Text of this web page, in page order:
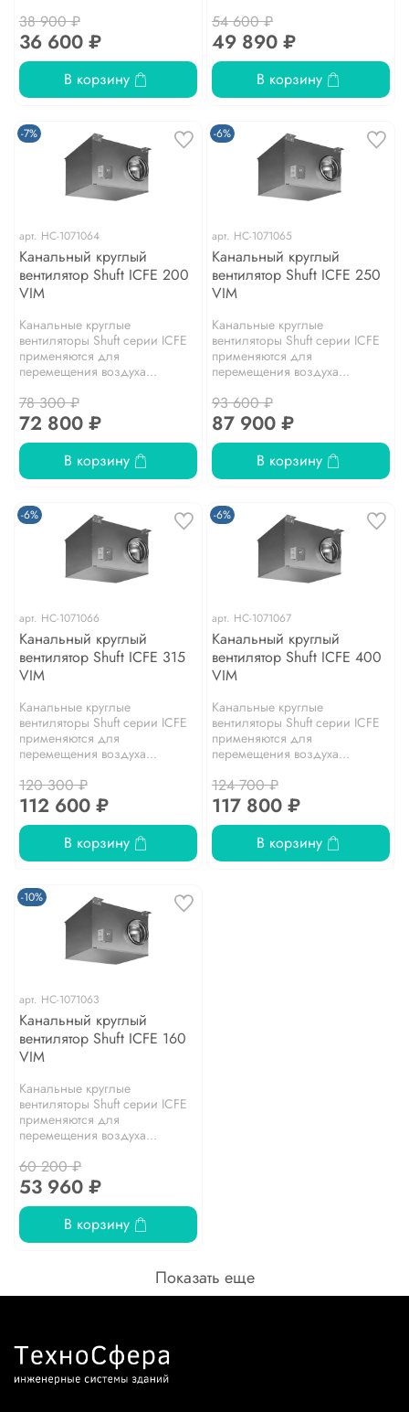
38 900 ₽
36 600 ₽
В корзину
54 600 ₽
49 890 ₽
В корзину
-7%
арт. НС-1071064
Канальный круглый
вентилятор Shuft ICFE 200
VIM
Канальные круглые
вентиляторы Shuft серии IСFE
применяются для
перемещения воздуха...
78 300 ₽
72 800 ₽
В корзину
-6%
арт. НС-1071065
Канальный круглый
вентилятор Shuft ICFE 250
VIM
Канальные круглые
вентиляторы Shuft серии IСFE
применяются для
перемещения воздуха...
93 600 ₽
87 900 ₽
В корзину
-6%
арт. НС-1071066
Канальный круглый
вентилятор Shuft ICFE 315
VIM
Канальные круглые
вентиляторы Shuft серии IСFE
применяются для
перемещения воздуха...
120 300 ₽
112 600 ₽
В корзину
-6%
арт. НС-1071067
Канальный круглый
вентилятор Shuft ICFE 400
VIM
Канальные круглые
вентиляторы Shuft серии IСFE
применяются для
перемещения воздуха...
124 700 ₽
117 800 ₽
В корзину
-10%
арт. НС-1071063
Канальный круглый
вентилятор Shuft ICFE 160
VIM
Канальные круглые
вентиляторы Shuft серии IСFE
применяются для
перемещения воздуха...
60 200 ₽
53 960 ₽
В корзину
Показать еще